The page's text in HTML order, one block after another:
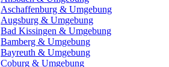
Aschaffenburg & Umgebung
Augsburg & Umgebung
Bad Kissingen & Umgebung
Bamberg & Umgebung
Bayreuth & Umgebung
Coburg & Umgebung